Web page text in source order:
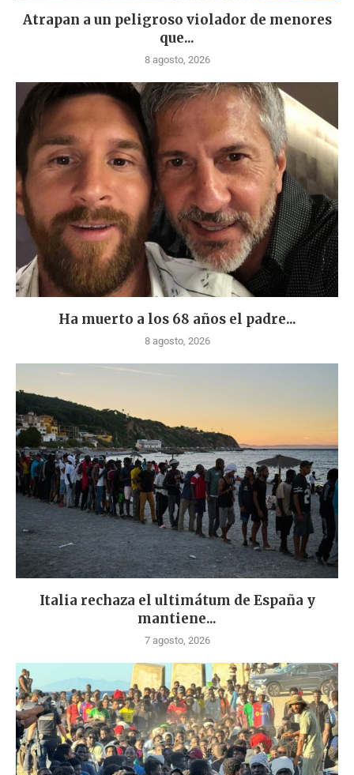
Atrapan a un peligroso violador de menores
que...
8 agosto, 2026
Ha muerto a los 68 años el padre...
8 agosto, 2026
Italia rechaza el ultimátum de España y
mantiene...
7 agosto, 2026